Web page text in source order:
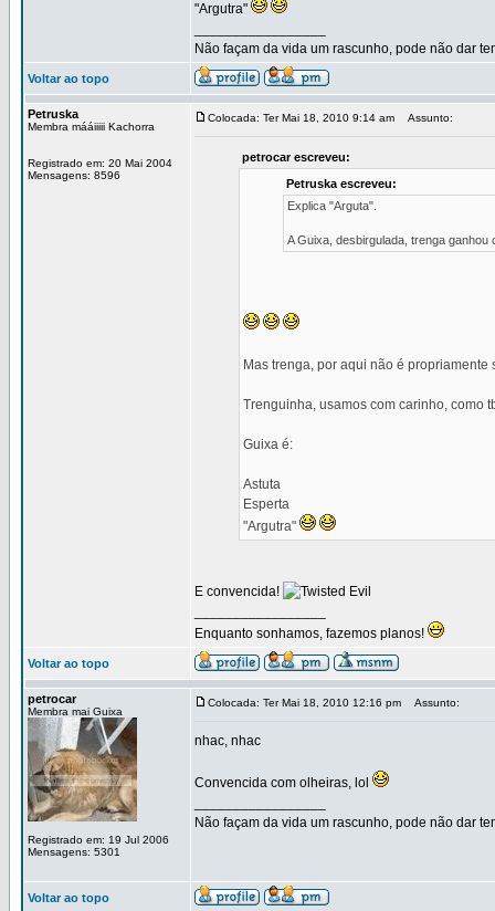
"Argutra"
Não façam da vida um rascunho, pode não dar
Voltar ao topo
Petruska
Membra mááiiiii Kachorra
Registrado em: 20 Mai 2004
Mensagens: 8596
Colocada: Ter Mai 18, 2010 9:14 am Assunto:
petrocar escreveu:
Petruska escreveu:
Explica "Arguta".
A Guixa, desbirgulada, trenga ganhou
Mas trenga, por aqui não é propriamente
Trenguinha, usamos com carinho, como
Guixa é:
Astuta
Esperta
"Argutra"
E convencida!
Enquanto sonhamos, fazemos planos!
Voltar ao topo
petrocar
Membra mai Guixa
Registrado em: 19 Jul 2006
Mensagens: 5301
Colocada: Ter Mai 18, 2010 12:16 pm Assunto:
nhac, nhac
Convencida com olheiras, lol
Não façam da vida um rascunho, pode não dar
Voltar ao topo